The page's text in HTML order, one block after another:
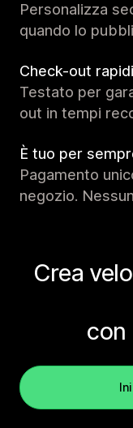
Personalizza
quando lo
Check-out
Testato per
out in tempi
È tuo per
Pagamento
negozio.
Crea
con